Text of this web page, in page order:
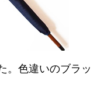
。色違いのブラッ